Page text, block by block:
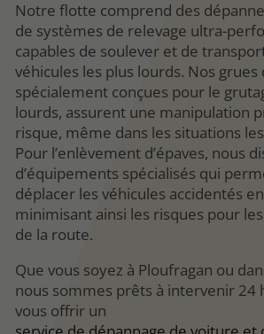
Notre flotte comprend des
de systèmes de relevage ultra-
capables de soulever et de
véhicules les plus lourds. Nos
spécialement conçues pour le
lourds, assurent une manipulation
risque, même dans les situations
Pour l’enlèvement d’épaves, nous
d’équipements spécialisés qui
déplacer les véhicules accidentés
minimisant ainsi les risques pour
de la route.
Que vous soyez à Ploufragan ou
nous sommes prêts à intervenir 24
vous offrir un